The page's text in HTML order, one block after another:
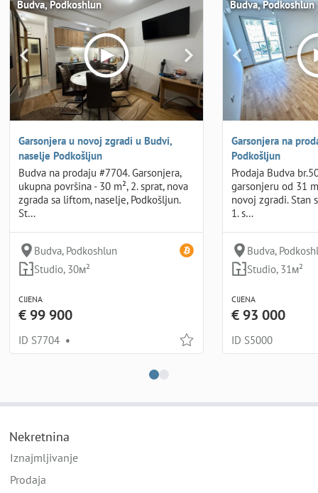
Budva, Podkoshlun
Garsonjera u novoj zgradi u Budvi,
naselje Podkošljun
Budva na prodaju #7704. Garsonjera,
ukupna površina - 30 m², 2. sprat, nova
zgrada sa liftom, naselje, Podkošljun.
St…
Budva, Podkoshlun
Studio, 30м²
CIJENA
€ 99 900
ID S7704 •
Budva, Podkoshlun
Garsonjera na
Podkošljun
Prodaja Budva
garsonjeru od 31
novoj zgradi. Stan
1. s…
Budva,
Studio, 31м²
CIJENA
€ 93 000
ID S5000
Nekretnina
Iznajmljivanje
Prodaja